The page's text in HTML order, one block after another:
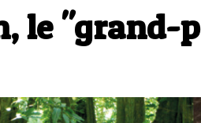
le "grand-